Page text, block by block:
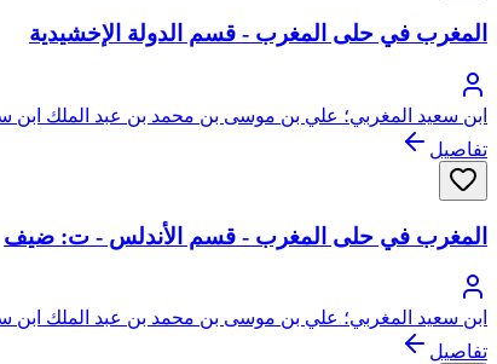
المغرب في حلى المغرب - قسم الدولة الإخشيدية
ابن سعيد المغربي؛ علي بن موسى بن محمد بن عبد الملك ابن
تفاصيل
المغرب في حلى المغرب - قسم الأندلس - ت: ضيف
ابن سعيد المغربي؛ علي بن موسى بن محمد بن عبد الملك ابن
تفاصيل